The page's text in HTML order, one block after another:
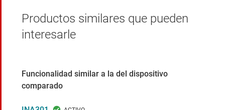
Productos similares que pueden
interesarle
Funcionalidad similar a la del dispositivo
comparado